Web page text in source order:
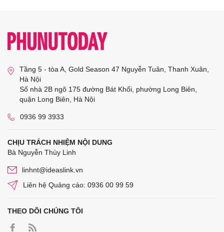
Tầng 5 - tòa A, Gold Season 47 Nguyễn Tuân, Thanh Xuân,
Hà Nội
Số nhà 2B ngõ 175 đường Bát Khối, phường Long Biên,
quận Long Biên, Hà Nội
0936 99 3933
CHỊU TRÁCH NHIỆM NỘI DUNG
Bà Nguyễn Thùy Linh
linhnt@ideaslink.vn
Liên hệ Quảng cáo: 0936 00 99 59
THEO DÕI CHÚNG TÔI